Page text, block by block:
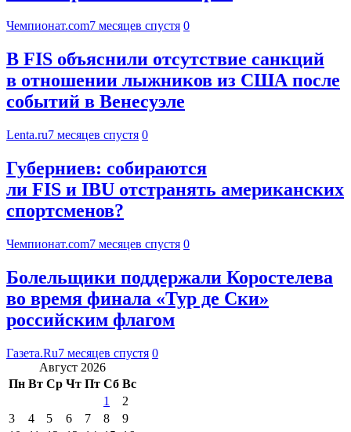
Чемпионат.com7 месяцев спустя 0
В FIS объяснили отсутствие санкций
в отношении лыжников из США после
событий в Венесуэле
Lenta.ru7 месяцев спустя 0
Губерниев: собираются
ли FIS и IBU отстранять американских
спортсменов?
Чемпионат.com7 месяцев спустя 0
Болельщики поддержали Коростелева
во время финала «Тур де Ски»
российским флагом
Газета.Ru7 месяцев спустя 0
Август 2026
Пн Вт Ср Чт Пт Сб Вс
1
2
3
4 5 6 7 8
9